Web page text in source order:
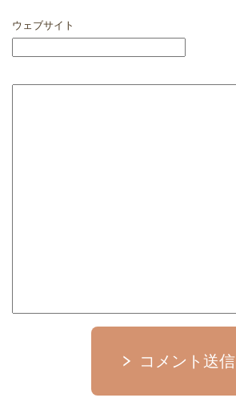
ウェブサイト
コメント送信